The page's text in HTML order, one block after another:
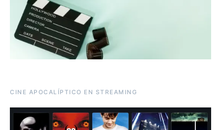
CINE APOCALÍPTICO EN STREAMING